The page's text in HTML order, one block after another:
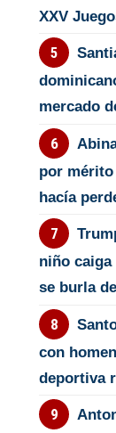
XXV
mercado
por
hacía
niño caiga
se burla
con
deportiva